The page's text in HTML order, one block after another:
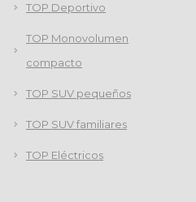
TOP Deportivo
TOP Monovolumen
compacto
TOP SUV pequeños
TOP SUV familiares
TOP Eléctricos